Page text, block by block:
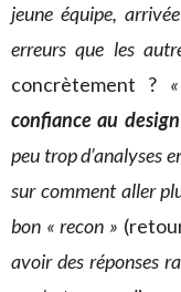
jeune équipe,
erreurs que les
concrètement ?
confiance au
peu trop d’analyses
sur comment aller
bon « recon »
avoir des réponses